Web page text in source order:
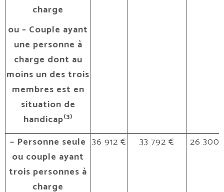
charge
ou – Couple ayant
une personne à
charge dont au
moins un des trois
membres est en
situation de
handicap(3)
– Personne seule
ou couple ayant
trois personnes à
charge
36 912 € 33 792 € 26 300